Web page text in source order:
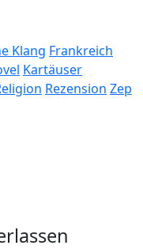
Klang Frankreich
Kartäuser
Rezension Zep